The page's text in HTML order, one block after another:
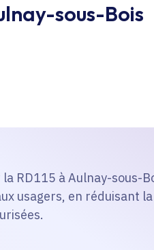
sous-Bois
RD115 à Aulnay-sous-
usagers, en réduisant